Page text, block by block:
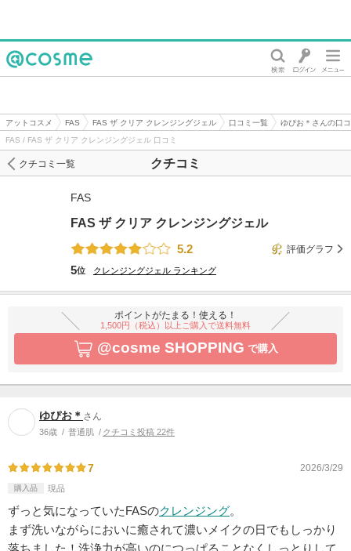
アットコスメ FAS FAS ザ クリア クレンジングジェル 口コミ一覧
ゆぴお＊さんの口
FAS / FAS ザ クリア クレンジングジェル 口コミ
クチコミ
クチコミ一覧
FAS
FAS ザ クリア クレンジングジェル
5.2
評価グラフ
5位 クレンジングジェル ランキング
ポイントがたまる！使える！
1,500円（税込）以上ご購入で送料無料
@cosme SHOPPING で購入
ゆぴお＊ さん
36歳 普通肌 クチコミ投稿 22件
7 2026/3/29
購入品 現品
ずっと気になっていたFASのクレンジング。
まず洗いながらにおいに癒されて濃いメイクの日でもしっかり
落ちました！洗浄力が高いのにつっぱることなくしっとりして